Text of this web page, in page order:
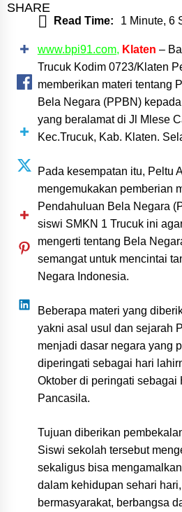
SHARE
Read Time: 1 Minute, 6
www.bpi91.com, Klaten –
Trucuk Kodim 0723/Klaten
memberikan materi tentang
Bela Negara (PPBN)
yang beralamat di Jl Mlese
Kec.Trucuk, Kab. Klaten.
Pada kesempatan itu, Peltu
mengemukakan pemberian
Pendahuluan Bela Negara
siswi SMKN 1 Trucuk ini
mengerti tentang Bela
semangat untuk mencintai
Negara Indonesia.
Beberapa materi yang
yakni asal usul dan sejarah
menjadi dasar negara yang
diperingati sebagai hari
Oktober di peringati sebagai
Pancasila.
Tujuan diberikan
Siswi sekolah tersebut
sekaligus bisa
dalam kehidupan sehari
bermasyarakat, berbangsa